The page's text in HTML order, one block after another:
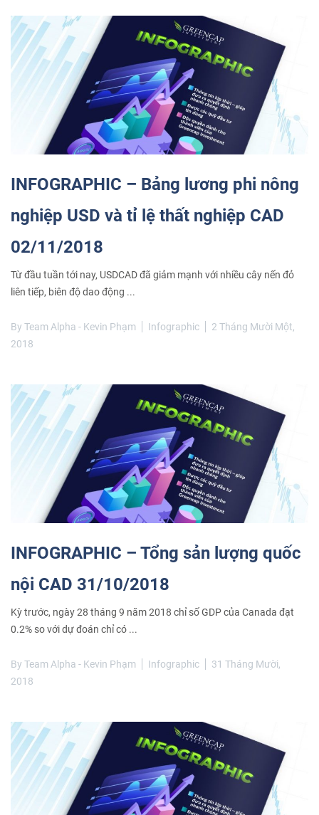
INFOGRAPHIC – Bảng lương phi nông
nghiệp USD và tỉ lệ thất nghiệp CAD
02/11/2018
Từ đầu tuần tới nay, USDCAD đã giảm mạnh với nhiều cây nến đỏ
liên tiếp, biên độ dao động ...
By Team Alpha - Kevin Phạm Infographic
2 Tháng Mười Một,
2018
INFOGRAPHIC – Tổng sản lượng quốc
nội CAD 31/10/2018
Kỳ trước, ngày 28 tháng 9 năm 2018 chỉ số GDP của Canada đạt
0.2% so với dự đoán chỉ có ...
By Team Alpha - Kevin Phạm Infographic
31 Tháng Mười,
2018